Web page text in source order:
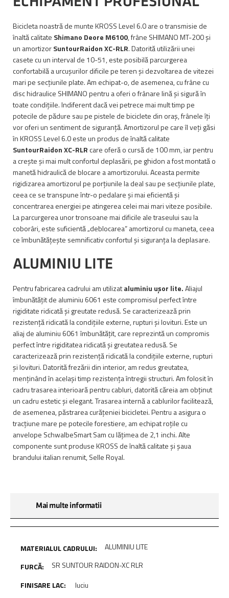
Bicicleta noastră de munte KROSS Level 6.0 are o transmisie de
înaltă calitate Shimano Deore M6100, frâne SHIMANO MT-200 și
un amortizorSuntourRaidon XC-RLR. Datorită utilizării unei
casete cu un interval de 10-51, este posibilă parcurgerea
confortabilă a urcușurilor dificile pe teren și dezvoltarea de vitezei
mari pe secțiunile plate. Am echipat-o, de asemenea, cu frâne cu
disc hidraulice SHIMANO pentru a oferi o frânare lină și sigură în
toate condițiile. Indiferent dacă vei petrece mai mult timp pe
potecile de pădure sau pe pistele de biciclete din oraș, frânele îți
vor oferi un sentiment de siguranță. Amortizorul pe care îl veți găsi
în KROSS Level 6.0 este un produs de înaltă calitate
SuntourRaidon XC-RLRcare oferă o cursă de 100 mm, iar pentru
a crește și mai mult confortul deplasării, pe ghidon a fost montată o
manetă hidraulică de blocare a amortizorului. Aceasta permite
rigidizarea amortizorul pe porțiunile la deal sau pe secțiunile plate,
ceea ce se transpune într-o pedalare și mai eficientă și
concentrarea energiei pe atingerea celei mai mari viteze posibile.
La parcurgerea unor tronsoane mai dificile ale traseului sau la
coborâri, este suficientă „deblocarea” amortizorul cu maneta, ceea
ce îmbunătățește semnificativ confortul și siguranța la deplasare.
ALUMINIU LITE
Pentru fabricarea cadrului am utilizataluminiu ușor lite.Aliajul
îmbunătățit de aluminiu 6061 este compromisul perfect între
rigiditate ridicată și greutate redusă. Se caracterizează prin
rezistență ridicată la condițiile externe, rupturi și lovituri. Este un
aliaj de aluminiu 6061 îmbunătățit, care reprezintă un compromis
perfect între rigiditatea ridicată și greutatea redusă. Se
caracterizează prin rezistență ridicată la condițiile externe, rupturi
și lovituri. Datorită frezării din interior, am redus greutatea,
menținând în același timp rezistența întregii structuri. Am folosit în
cadru trasarea interioară pentru cabluri, datorită căreia am obținut
un cadru estetic și elegant. Trasarea internă a cablurilor facilitează,
de asemenea, păstrarea curățeniei bicicletei. Pentru a asigura o
tracțiune mare pe potecile forestiere, am echipat roțile cu
anvelope SchwalbeSmart Sam cu lățimea de 2,1 inchi. Alte
componente sunt produse KROSS de înaltă calitate și șaua
brandului italian renumit, Selle Royal.
Mai multe informatii
ALUMINIU LITE
SR SUNTOUR RAIDON-XC RLR
luciu